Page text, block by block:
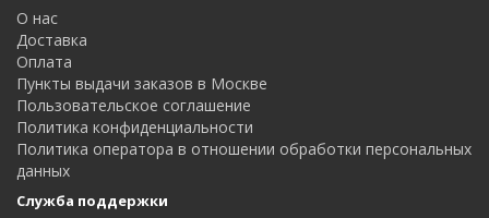
О нас
Доставка
Оплата
Пункты выдачи заказов в Москве
Пользовательское соглашение
Политика конфиденциальности
Политика оператора в отношении обработки персональных
данных
Служба поддержки